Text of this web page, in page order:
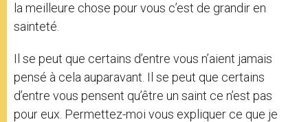
la meilleure chose pour vous c’est de grandir en
sainteté.
Il se peut que certains d’entre vous n’aient jamais
pensé à cela auparavant. Il se peut que certains
d’entre vous pensent qu’être un saint ce n’est pas
pour eux. Permettez-moi vous expliquer ce que je